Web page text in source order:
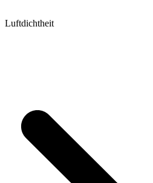
Luftdichtheit